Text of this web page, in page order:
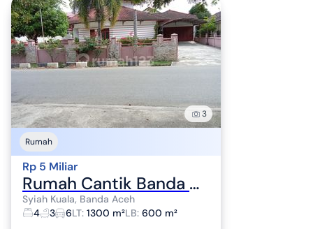
3
Rumah
Rp 5 Miliar
Rumah Cantik Banda Aceh Pinggir Jalan Besar Cocok Untuk Usaha Cafe Klinik
Syiah Kuala, Banda Aceh
4
3 6LT: 1300 m²LB: 600 m²